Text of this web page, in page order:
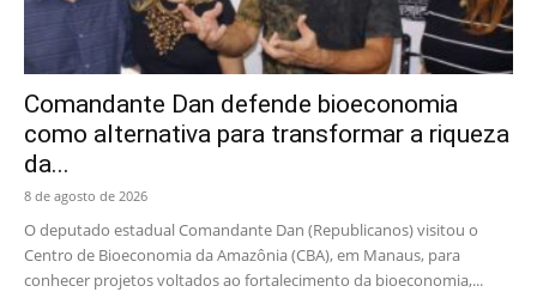
Comandante Dan defende bioeconomia
como alternativa para transformar a riqueza
da...
8 de agosto de 2026
O deputado estadual Comandante Dan (Republicanos) visitou o
Centro de Bioeconomia da Amazônia (CBA), em Manaus, para
conhecer projetos voltados ao fortalecimento da bioeconomia,...